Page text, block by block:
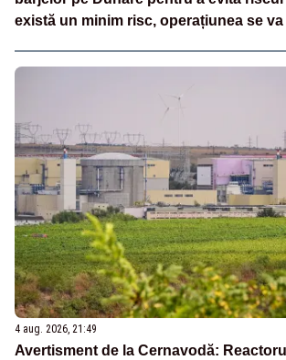
există un minim risc, operațiunea se va
4 aug. 2026, 21:49
Avertisment de la Cernavodă: